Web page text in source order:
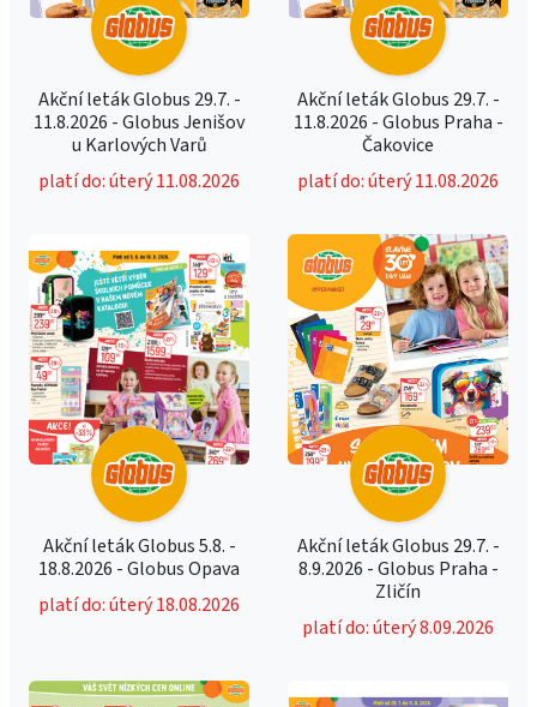
Akční leták Globus 29.7. -
11.8.2026 - Globus Jenišov
u Karlových Varů
platí do: úterý 11.08.2026
Akční leták Globus 29.7. -
11.8.2026 - Globus Praha -
Čakovice
platí do: úterý 11.08.2026
Akční leták Globus 5.8. -
18.8.2026 - Globus Opava
platí do: úterý 18.08.2026
Akční leták Globus 29.7. -
8.9.2026 - Globus Praha -
Zličín
platí do: úterý 8.09.2026